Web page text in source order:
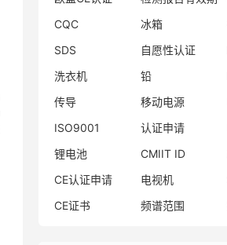
CQC
冰箱
SDS
自愿性认证
洗衣机
铅
传导
移动电源
ISO9001
认证申请
锂电池
CMIIT ID
CE认证申请
电视机
CE证书
频谱范围